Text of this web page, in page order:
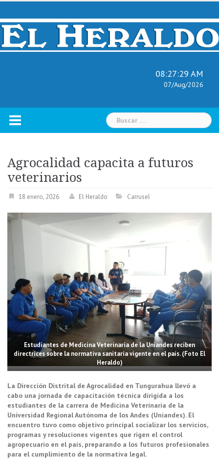
Skip
content
08:27:30 AM
07/Aug/2026
Buscar:
Agrocalidad capacita a futuros
veterinarios
18 enero, 2026 El Heraldo Carrusel
Estudiantes de Medicina Veterinaria de la Uniandes reciben
directrices sobre la normativa sanitaria vigente en el país. (Foto El
Heraldo)
La Dirección Distrital de Agrocalidad en Tungurahua llevó a
cabo una jornada de capacitación técnica dirigida a los
estudiantes de la carrera de Medicina Veterinaria de la
Universidad Regional Autónoma de los Andes (Uniandes). El
encuentro tuvo como objetivo principal socializar los servicios,
programas y resoluciones vigentes que rigen el control
agropecuario en el país, preparando a los futuros profesionales
para el cumplimiento de la normativa legal.